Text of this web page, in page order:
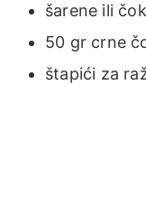
šarene ili
50 gr crne
štapići za